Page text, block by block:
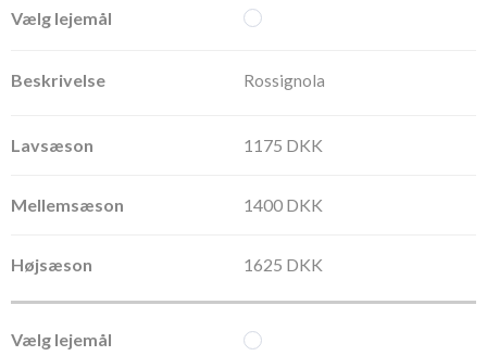
Rossignola
1175 DKK
1400 DKK
1625 DKK